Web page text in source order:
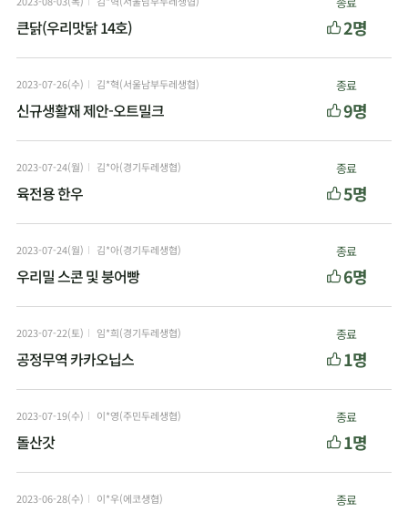
큰닭(우리맛닭 14호) 2명
2023-07-26(수) 김*혁(서울남부두레생협)
신규생활재 제안-오트밀크
종료
9명
2023-07-24(월) 김*아(경기두레생협)
육전용 한우
종료
5명
2023-07-24(월) 김*아(경기두레생협)
우리밀 스콘 및 붕어빵
종료
6명
2023-07-22(토) 임*희(경기두레생협)
공정무역 카카오닙스
종료
1명
2023-07-19(수) 이*영(주민두레생협)
돌산갓
종료
1명
2023-06-28(수) 이*우(에코생협) 종료